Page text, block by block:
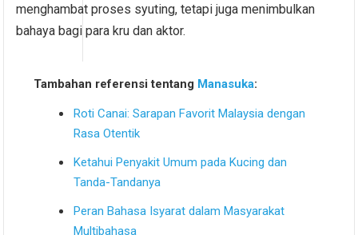
menghambat proses syuting, tetapi juga menimbulkan
bahaya bagi para kru dan aktor.
Tambahan referensi tentang Manasuka:
Roti Canai: Sarapan Favorit Malaysia dengan
Rasa Otentik
Ketahui Penyakit Umum pada Kucing dan
Tanda-Tandanya
Peran Bahasa Isyarat dalam Masyarakat
Multibahasa